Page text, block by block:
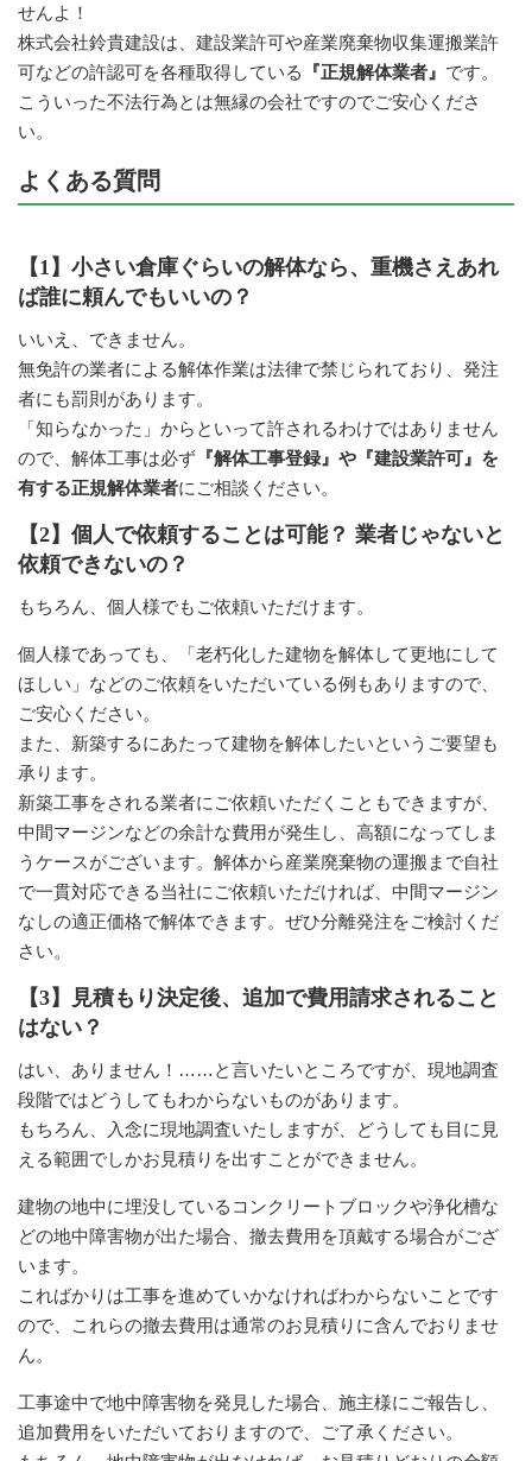
せんよ！
株式会社鈴貴建設は、建設業許可や産業廃棄物収集運搬業許
可などの許認可を各種取得している
『正規解体業者』 です。
こういった不法行為とは無縁の会社ですのでご安心くださ
い。
よくある質問
【1】小さい倉庫ぐらいの解体なら、重機さえあれ
ば誰に頼んでもいいの？
いいえ、できません。
無免許の業者による解体作業は法律で禁じられており、発注
者にも罰則があります。
「知らなかった」からといって許されるわけではありません
ので、解体工事は必ず 『解体工事登録』や『建設業許可』を
有する正規解体業者にご相談ください。
【2】個人で依頼することは可能？ 業者じゃないと
依頼できないの？
もちろん、個人様でもご依頼いただけます。
個人様であっても、「老朽化した建物を解体して更地にして
ほしい」などのご依頼をいただいている例もありますので、
ご安心ください。
また、新築するにあたって建物を解体したいというご要望も
承ります。
新築工事をされる業者にご依頼いただくこともできますが、
中間マージンなどの余計な費用が発生し、高額になってしま
うケースがございます。解体から産業廃棄物の運搬まで自社
で一貫対応できる当社にご依頼いただければ、中間マージン
なしの適正価格で解体できます。ぜひ分離発注をご検討くだ
さい。
【3】見積もり決定後、追加で費用請求されること
はない？
はい、ありません！……と言いたいところですが、現地調査
段階ではどうしてもわからないものがあります。
もちろん、入念に現地調査いたしますが、どうしても目に見
える範囲でしかお見積りを出すことができません。
建物の地中に埋没しているコンクリートブロックや浄化槽な
どの地中障害物が出た場合、撤去費用を頂戴する場合がござ
います。
こればかりは工事を進めていかなければわからないことです
ので、これらの撤去費用は通常のお見積りに含んでおりませ
ん。
工事途中で地中障害物を発見した場合、施主様にご報告し、
追加費用をいただいておりますので、ご了承ください。